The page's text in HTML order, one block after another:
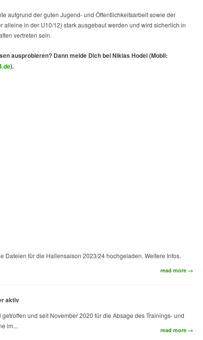
aufgrund der guten Jugend- und Öffentlichkeitsarbeit sowie der
alleine in der U10/12) stark ausgebaut werden und wird sicherlich in
vertreten sein.
ausprobieren? Dann melde Dich bei Niklas Hodel (Mobil:
).
Dateien für die Hallensaison 2023/24 hochgeladen. Weitere Infos.
read more →
aktiv
und seit November 2020 für die Absage des Trainings- und
im...
read more →